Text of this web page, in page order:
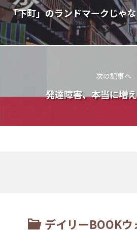
「下町」のランドマークじゃ
次の記事へ
発達障害、本当に増
デイリーBOOK